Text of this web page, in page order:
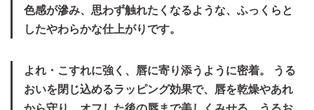
色感が滲み、思わず触れたくなるような、ふっくらと
したやわらかな仕上がりです。
よれ・こすれに強く、唇に寄り添うように密着。 うる
おいを閉じ込めるラッピング効果で、唇を乾燥やあれ